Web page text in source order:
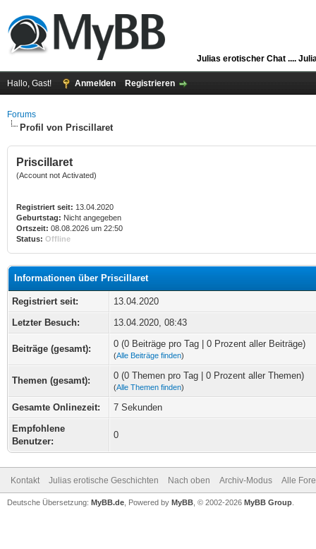
Julias erotischer Chat ....
Hallo, Gast! Anmelden Registrieren
Forums
Profil von Priscillaret
Priscillaret
(Account not Activated)
Registriert seit: 13.04.2020
Geburtstag: Nicht angegeben
Ortszeit: 08.08.2026 um 22:50
Status: Offline
Informationen über Priscillaret
Registriert seit:
13.04.2020
Letzter Besuch:
13.04.2020, 08:43
Beiträge (gesamt): 0 (0 Beiträge pro Tag | 0 Prozent aller Beiträge)
(Alle Beiträge finden)
Themen (gesamt): 0 (0 Themen pro Tag | 0 Prozent aller Themen)
(Alle Themen finden)
Gesamte Onlinezeit:
7 Sekunden
Empfohlene
Benutzer:
0
Kontakt Julias erotische Geschichten Nach oben Archiv-Modus Alle
Deutsche Übersetzung: MyBB.de , Powered by MyBB , © 2002-2026 MyBB Group